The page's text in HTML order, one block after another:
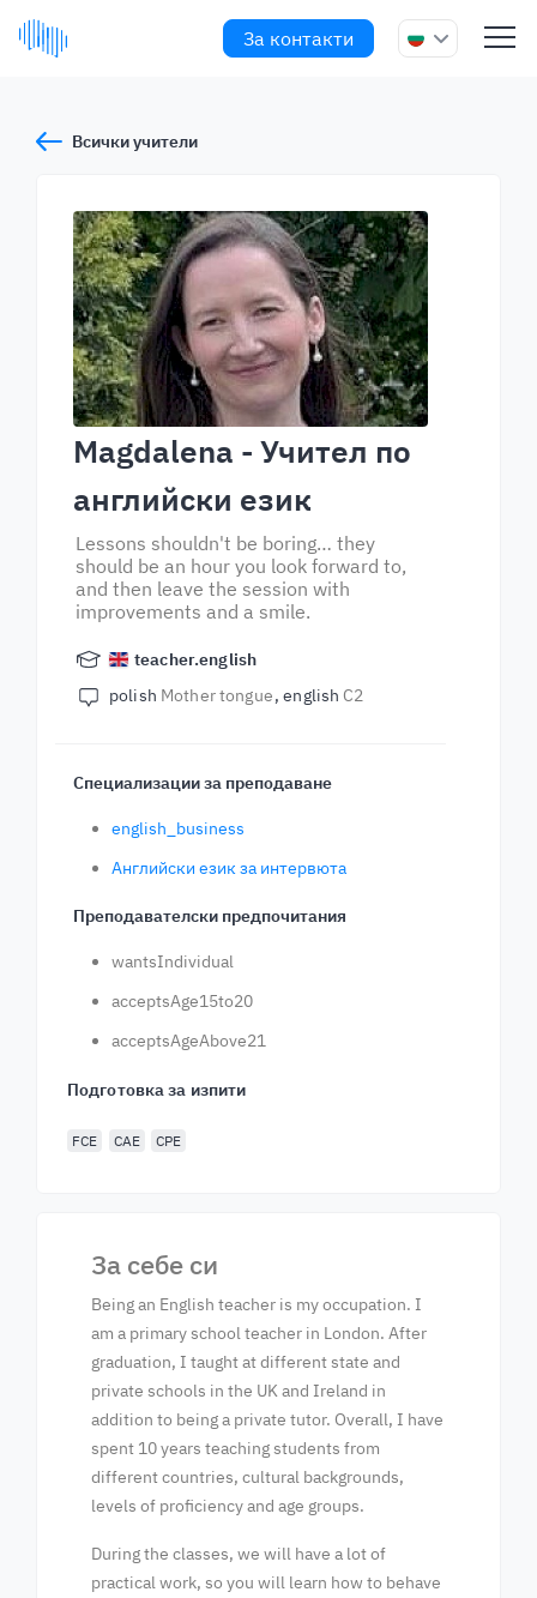
За контакти
Всички учители
Magdalena - Учител по
английски език
Lessons shouldn't be boring… they
should be an hour you look forward to,
and then leave the session with
improvements and a smile.
teacher.english
polish Mother tongue english C2
Специализации за преподаване
english_business
Английски език за интервюта
Преподавателски предпочитания
wantsIndividual
acceptsAge15to20
acceptsAgeAbove21
Подготовка за изпити
FCE CAE CPE
За себе си
Being an English teacher is my occupation. I
am a primary school teacher in London. After
graduation, I taught at different state and
private schools in the UK and Ireland in
addition to being a private tutor. Overall, I have
spent 10 years teaching students from
different countries, cultural backgrounds,
levels of proficiency and age groups.
During the classes, we will have a lot of
practical work, so you will learn how to behave